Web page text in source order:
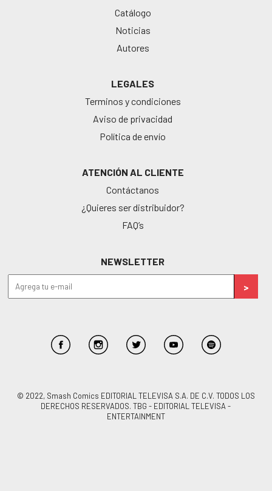
Catálogo
Noticias
Autores
LEGALES
Terminos y condiciones
Aviso de privacidad
Política de envío
ATENCIÓN AL CLIENTE
Contáctanos
¿Quieres ser distribuidor?
FAQ’s
NEWSLETTER
© 2022, Smash Comics EDITORIAL TELEVISA S.A. DE C.V. TODOS LOS
DERECHOS RESERVADOS. TBG - EDITORIAL TELEVISA -
ENTERTAINMENT